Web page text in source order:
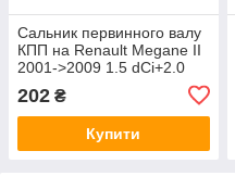
Сальник первинного валу
КПП на Renault Megane II
2001->2009 1.5 dCi+2.0
dCi — Nissan (Оригінал) -
32113-00QAB
202 ₴
Купити